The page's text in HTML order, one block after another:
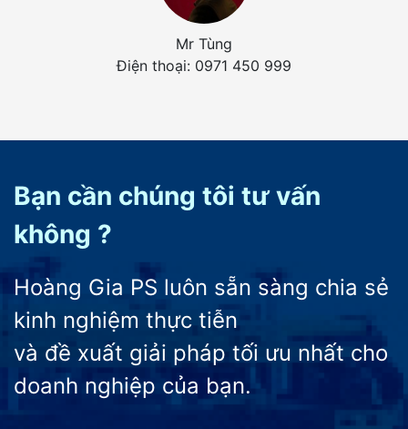
Mr Tùng
Điện thoại: 0971 450 999
Bạn cần chúng tôi tư vấn
không ?
Hoàng Gia PS luôn sẵn sàng chia sẻ
kinh nghiệm thực tiễn
và đề xuất giải pháp tối ưu nhất cho
doanh nghiệp của bạn.